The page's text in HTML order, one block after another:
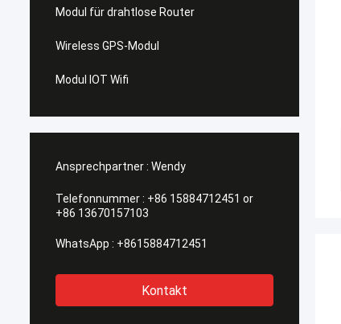
Modul für drahtlose Router
Wireless GPS-Modul
Modul IOT Wifi
Ansprechpartner : Wendy
Telefonnummer : +86 15884712451 or
+86 13670157103
WhatsApp : +8615884712451
Kontakt